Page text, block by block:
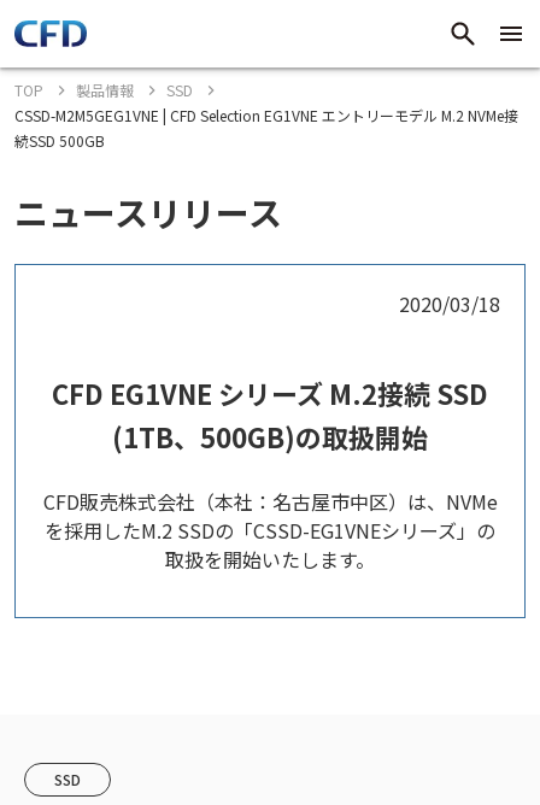
TOP 製品情報
SSD
CSSD-M2M5GEG1VNE | CFD Selection EG1VNE エントリーモデル M.2 NVMe接
続SSD 500GB
ニュースリリース
2020/03/18
CFD EG1VNE シリーズ M.2接続 SSD
(1TB、500GB)の取扱開始
CFD販売株式会社（本社：名古屋市中区）は、NVMe
を採用したM.2 SSDの「CSSD-EG1VNEシリーズ」の
取扱を開始いたします。
SSD